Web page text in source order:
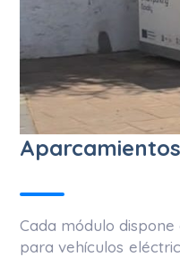
Cada módulo
para vehículos